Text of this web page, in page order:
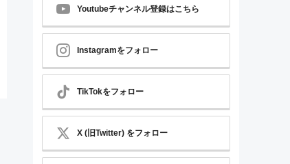
Youtubeチャンネル登録はこちら
Instagramをフォロー
TikTokをフォロー
X (旧Twitter) をフォロー